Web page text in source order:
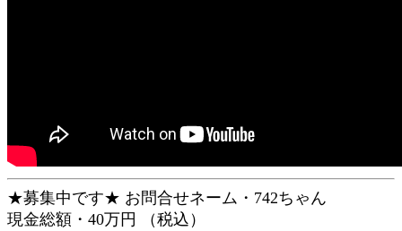
★募集中です★ お問合せネーム・742ちゃん
現金総額・40万円 （税込）